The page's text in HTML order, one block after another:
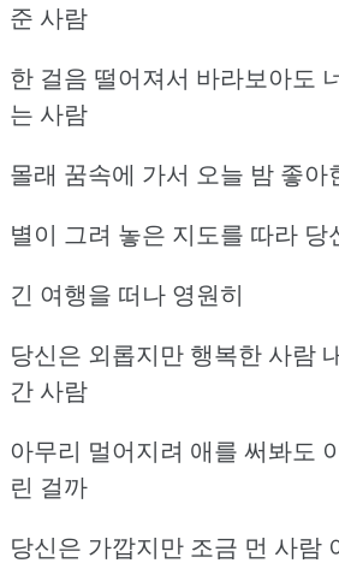
준 사람
한 걸음 떨어져서 바라보아도
는 사람
몰래 꿈속에 가서 오늘 밤 좋아
별이 그려 놓은 지도를 따라 당
긴 여행을 떠나 영원히
당신은 외롭지만 행복한 사람
간 사람
아무리 멀어지려 애를 써봐도
린 걸까
당신은 가깝지만 조금 먼 사람